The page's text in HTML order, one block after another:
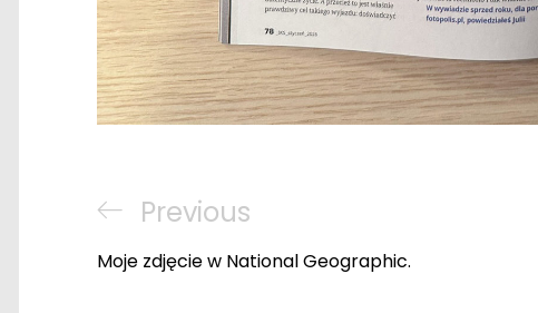
Nawigacja
wpisu
Previous
Post
Previous
Moje zdjęcie w National Geographic.